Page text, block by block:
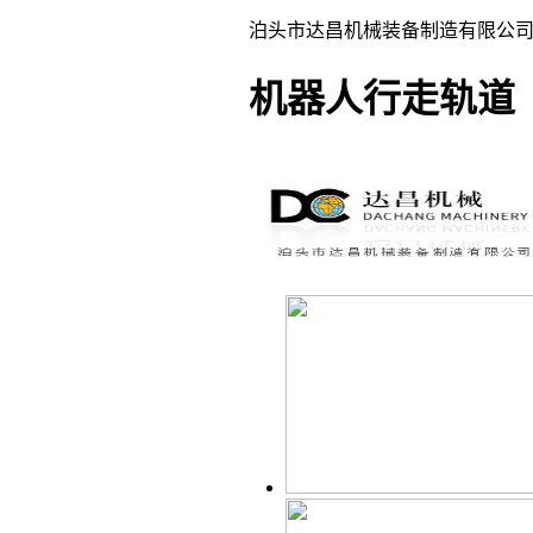
泊头市达昌机械装备制造有限公
机器人行走轨道